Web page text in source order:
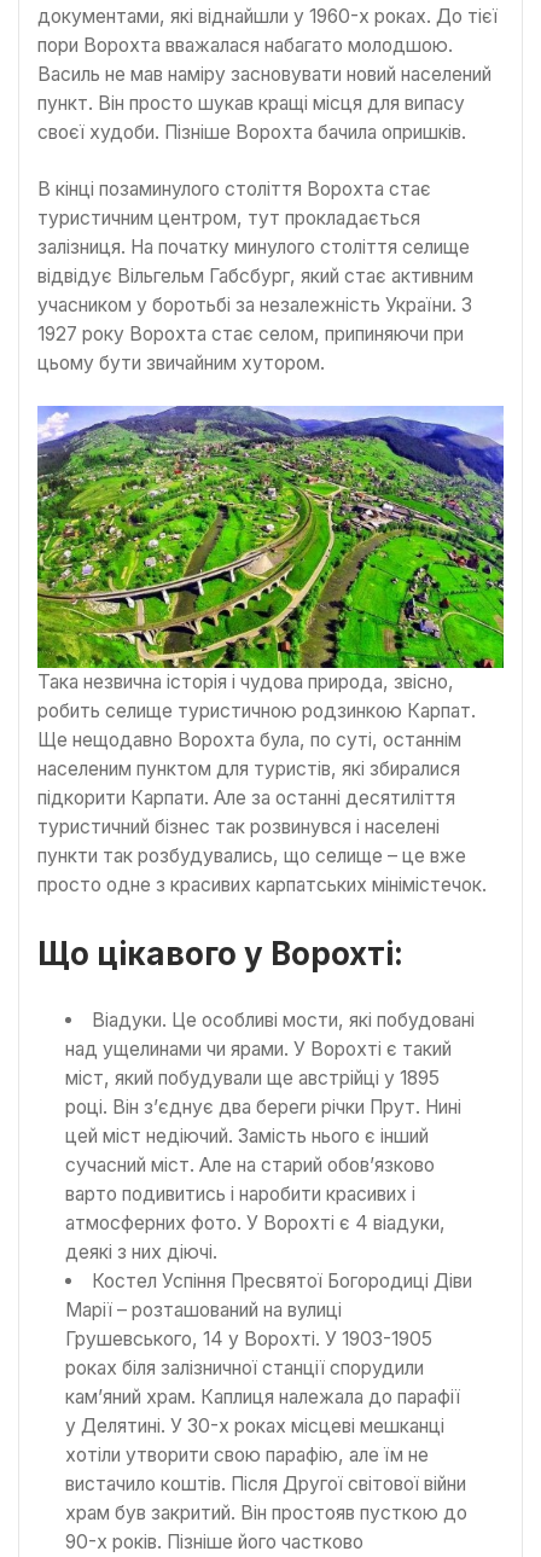
документами, які віднайшли у 1960-х роках. До тієї
пори Ворохта вважалася набагато молодшою.
Василь не мав наміру засновувати новий населений
пункт. Він просто шукав кращі місця для випасу
своєї худоби. Пізніше Ворохта бачила опришків.
В кінці позаминулого століття Ворохта стає
туристичним центром, тут прокладається
залізниця. На початку минулого століття селище
відвідує Вільгельм Габсбург, який стає активним
учасником у боротьбі за незалежність України. З
1927 року Ворохта стає селом, припиняючи при
цьому бути звичайним хутором.
Така незвична історія і чудова природа, звісно,
робить селище туристичною родзинкою Карпат.
Ще нещодавно Ворохта була, по суті, останнім
населеним пунктом для туристів, які збиралися
підкорити Карпати. Але за останні десятиліття
туристичний бізнес так розвинувся і населені
пункти так розбудувались, що селище – це вже
просто одне з красивих карпатських мінімістечок.
Що цікавого у Ворохті:
Віадуки. Це особливі мости, які побудовані
над ущелинами чи ярами. У Ворохті є такий
міст, який побудували ще австрійці у 1895
році. Він з’єднує два береги річки Прут. Нині
цей міст недіючий. Замість нього є інший
сучасний міст. Але на старий обов’язково
варто подивитись і наробити красивих і
атмосферних фото. У Ворохті є 4 віадуки,
деякі з них діючі.
Костел Успіння Пресвятої Богородиці Діви
Марії – розташований на вулиці
Грушевського, 14 у Ворохті. У 1903-1905
роках біля залізничної станції спорудили
кам’яний храм. Каплиця належала до парафії
у Делятині. У 30-х роках місцеві мешканці
хотіли утворити свою парафію, але їм не
вистачило коштів. Після Другої світової війни
храм був закритий. Він простояв пусткою до
90-х років. Пізніше його частково